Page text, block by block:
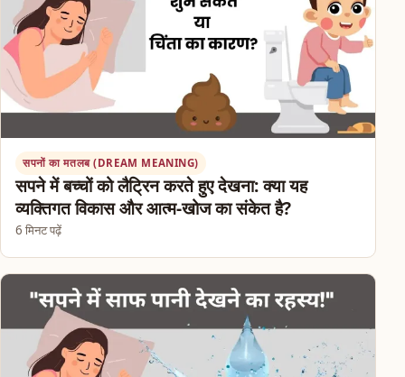
सपनों का मतलब (DREAM MEANING)
सपने में बच्चों को लैट्रिन करते हुए देखना: क्या यह
व्यक्तिगत विकास और आत्म-खोज का संकेत है?
6 मिनट पढ़ें